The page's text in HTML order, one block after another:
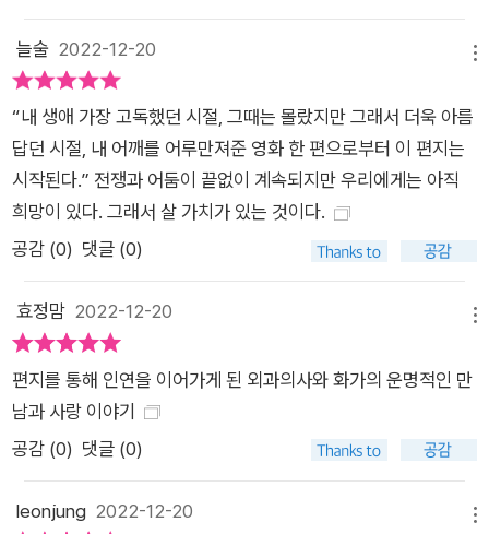
늘술 2022-12-20
“내 생애 가장 고독했던 시절, 그때는 몰랐지만 그래서 더욱 아름
답던 시절, 내 어깨를 어루만져준 영화 한 편으로부터 이 편지는
시작된다.” 전쟁과 어둠이 끝없이 계속되지만 우리에게는 아직
희망이 있다. 그래서 살 가치가 있는 것이다.
공감 (0) 댓글 (0)
효정맘 2022-12-20
편지를 통해 인연을 이어가게 된 외과의사와 화가의 운명적인 만
남과 사랑 이야기
공감 (0) 댓글 (0)
leonjung 2022-12-20